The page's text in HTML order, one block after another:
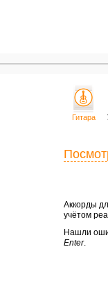
Гитара
Аккорды
учётом
Нашли
Enter.